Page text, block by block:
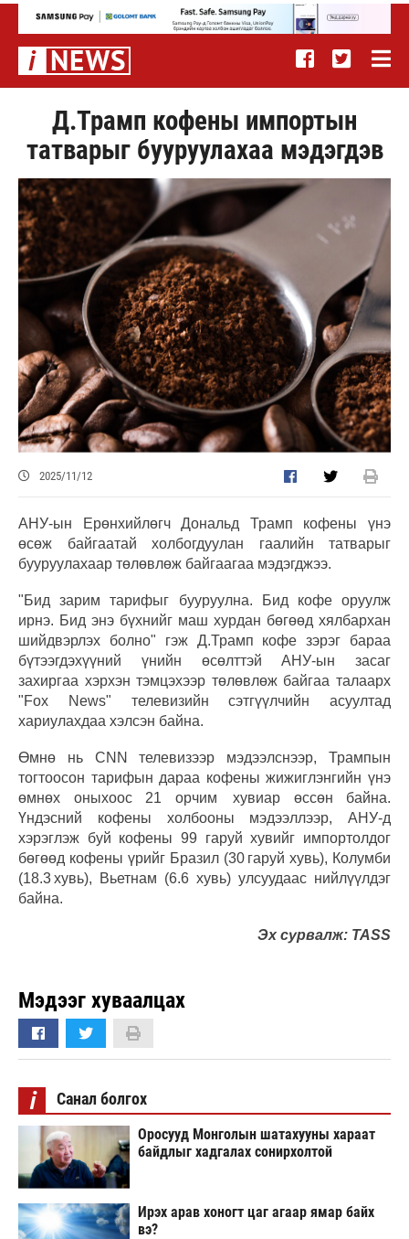
Д.Трамп кофены импортын
татварыг бууруулахаа мэдэгдэв
2025/11/12
АНУ-ын Ерөнхийлөгч Дональд Трамп кофены үнэ
өсөж байгаатай холбогдуулан гаалийн татварыг
бууруулахаар төлөвлөж байгаагаа мэдэгджээ.
"Бид зарим тарифыг бууруулна. Бид кофе оруулж
ирнэ. Бид энэ бүхнийг маш хурдан бөгөөд хялбархан
шийдвэрлэх болно" гэж Д.Трамп кофе зэрэг бараа
бүтээгдэхүүний үнийн өсөлттэй АНУ-ын засаг
захиргаа хэрхэн тэмцэхээр төлөвлөж байгаа талаарх
"Fox News" телевизийн сэтгүүлчийн асуултад
хариулахдаа хэлсэн байна.
Өмнө нь CNN телевизээр мэдээлснээр, Трампын
тогтоосон тарифын дараа кофены жижиглэнгийн үнэ
өмнөх оныхоос 21 орчим хувиар өссөн байна.
Үндэсний кофены холбооны мэдээллээр, АНУ-д
хэрэглэж буй кофены 99 гаруй хувийг импортолдог
бөгөөд кофены үрийг Бразил (30 гаруй хувь), Колумби
(18.3 хувь), Вьетнам (6.6 хувь) улсуудаас нийлүүлдэг
байна.
Эх сурвалж: TASS
Мэдээг хуваалцах
i Санал болгох
Оросууд Монголын шатахууны хараат
байдлыг хадгалах сонирхолтой
Ирэх арав хоногт цаг агаар ямар байх
вэ?